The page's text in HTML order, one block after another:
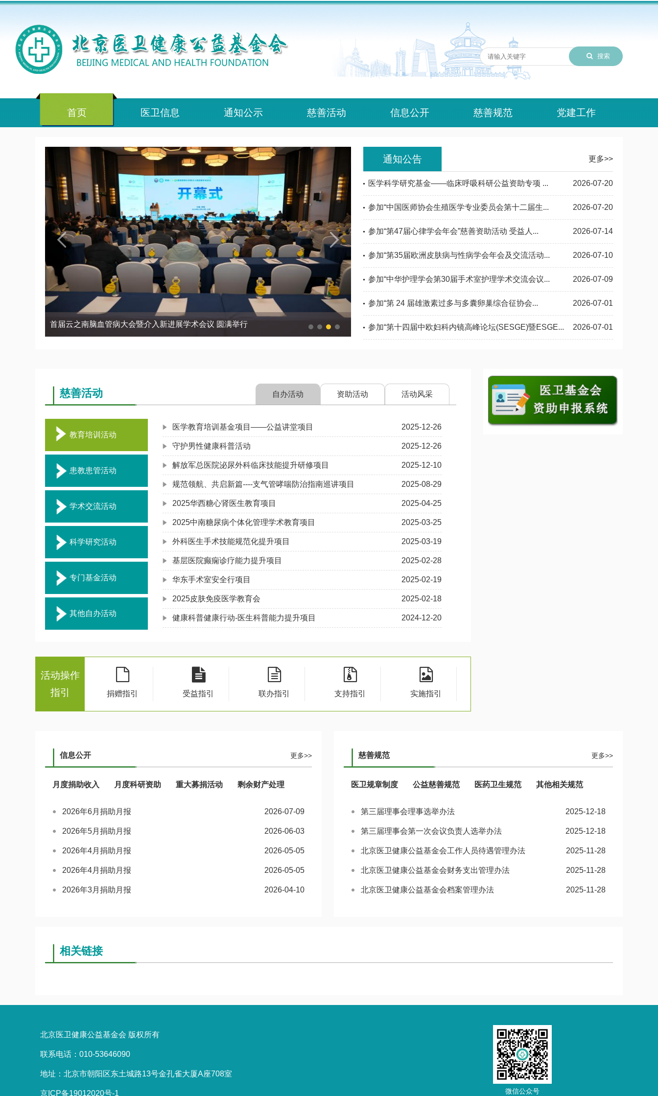
搜索
首页 医卫信息 通知公示 慈善活动 信息公开 慈善规范 党建工作
首届云之南脑血管病大会暨介入新进展学术会议 圆满举行
更多>>
通知公告
2026-07-20
医学科学研究基金——临床呼吸科研公益资助专项 ...
2026-07-20
参加“中国医师协会生殖医学专业委员会第十二届生...
2026-07-14
参加“第47届心律学会年会”慈善资助活动 受益人...
2026-07-10
参加“第35届欧洲皮肤病与性病学会年会及交流活动...
2026-07-09
参加“中华护理学会第30届手术室护理学术交流会议...
2026-07-01
参加“第 24 届雄激素过多与多囊卵巢综合征协会...
2026-07-01
参加“第十四届中欧妇科内镜高峰论坛(SESGE)暨ESGE...
慈善活动 自办活动 资助活动 活动风采
教育培训活动
患教患管活动
学术交流活动
科学研究活动
专门基金活动
其他自办活动
2025-12-26
医学教育培训基金项目——公益讲堂项目
2025-12-26
守护男性健康科普活动
2025-12-10
解放军总医院泌尿外科临床技能提升研修项目
2025-08-29
规范领航、共启新篇----支气管哮喘防治指南巡讲项目
2025-04-25
2025华西糖心肾医生教育项目
2025-03-25
2025中南糖尿病个体化管理学术教育项目
2025-03-19
外科医生手术技能规范化提升项目
2025-02-28
基层医院癫痫诊疗能力提升项目
2025-02-19
华东手术室安全行项目
2025-02-18
2025皮肤免疫医学教育会
2024-12-20
健康科普健康行动-医生科普能力提升项目
参加“2026年欧洲
活动操作
指引
捐赠指引 受益指引 联办指引 支持指引 实施指引
更多>>
信息公开
月度捐助收入 月度科研资助 重大募捐活动 剩余财产处理
2026-07-09
2026年6月捐助月报
2026-06-03
2026年5月捐助月报
2026-05-05
2026年4月捐助月报
2026-05-05
2026年4月捐助月报
2026-04-10
2026年3月捐助月报
更多>>
慈善规范
医卫规章制度 公益慈善规范 医药卫生规范 其他相关规范
2025-12-18
第三届理事会理事选举办法
2025-12-18
第三届理事会第一次会议负责人选举办法
2025-11-28
北京医卫健康公益基金会工作人员待遇管理办法
2025-11-28
北京医卫健康公益基金会财务支出管理办法
2025-11-28
北京医卫健康公益基金会档案管理办法
相关链接
北京医卫健康公益基金会 版权所有
联系电话：010-53646090
地址：北京市朝阳区东土城路13号金孔雀大厦A座708室
京ICP备19012020号-1 微信公众号